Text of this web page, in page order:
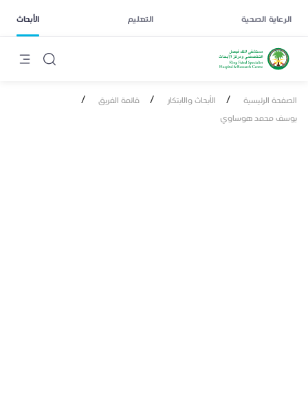
الرعاية الصحية التعليم الأبحاث
الصفحة الرئيسية / الأبحاث والابتكار / قائمة الفريق /
يوسف محمد هوساوي